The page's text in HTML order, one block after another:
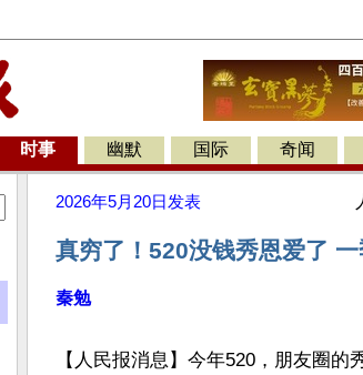
时事 幽默 国际 奇闻
2026年5月20日 发表
真穷了！520没钱秀恩爱了
秦勉
【人民报消息】今年520，朋友圈的